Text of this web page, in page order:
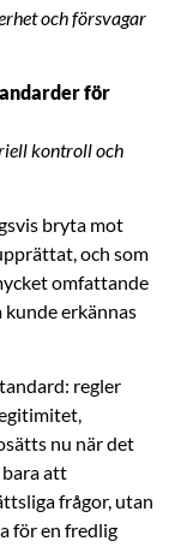
och försvagar
för
kontroll och
bryta mot
och som
omfattande
erkännas
regler
nu när det
bara att
frågor, utan
för en fredlig